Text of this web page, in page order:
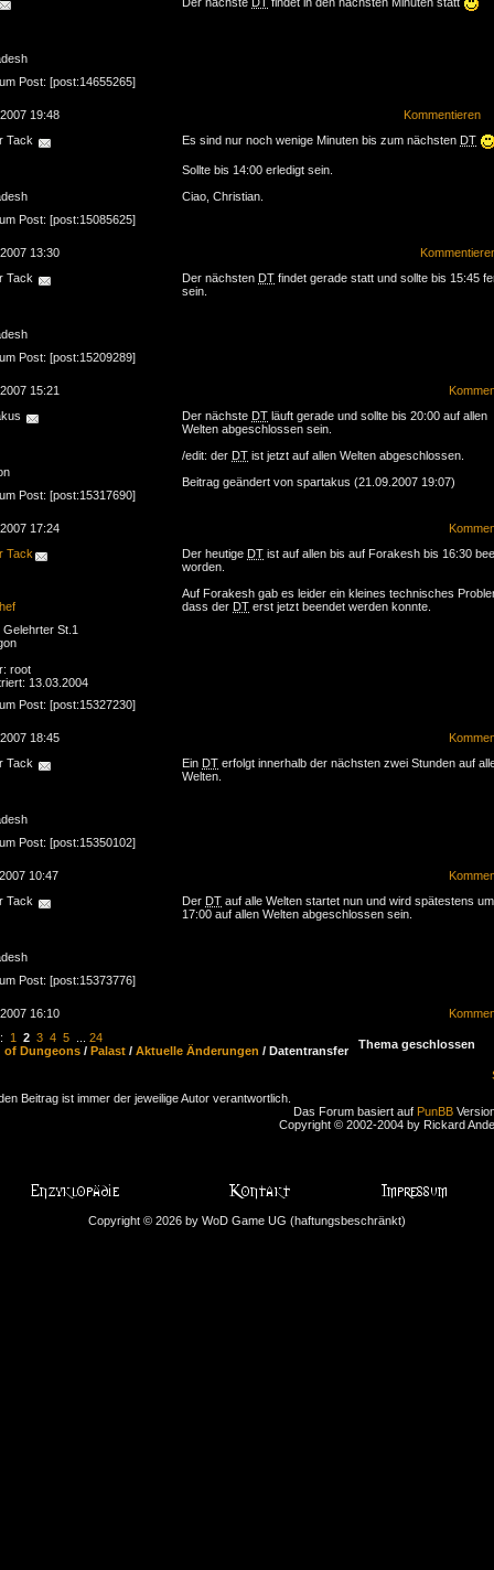
Post: [post:14655265]
Der nächste DT findet in den nächsten Minuten statt
19:48
Kommentieren
Tack
Post: [post:15085625]
Es sind nur noch wenige Minuten bis zum nächsten DT
Sollte bis 14:00 erledigt sein.
Ciao, Christian.
13:30
Tack
Post: [post:15209289]
Der nächsten DT findet gerade statt und sollte bis 15:45
sein.
15:21
Post: [post:15317690]
Der nächste DT läuft gerade und sollte bis 20:00 auf allen
Welten abgeschlossen sein.
/edit: der DT ist jetzt auf allen Welten abgeschlossen.
Beitrag geändert von spartakus (21.09.2007 19:07)
17:24
Tack
St.1
root
13.03.2004
Post: [post:15327230]
Der heutige DT ist auf allen bis auf Forakesh bis 16:30
worden.
Auf Forakesh gab es leider ein kleines technisches
dass der DT erst jetzt beendet werden konnte.
18:45
Tack
Post: [post:15350102]
Ein DT erfolgt innerhalb der nächsten zwei Stunden auf
Welten.
10:47
Tack
Post: [post:15373776]
Der DT auf alle Welten startet nun und wird spätestens um
17:00 auf allen Welten abgeschlossen sein.
16:10
1 2 3 4 5
24
of Dungeons / Palast / Aktuelle Änderungen / Datentransfer Thema geschlossen
Beitrag ist immer der jeweilige Autor verantwortlich.
Das Forum basiert auf PunBB
Copyright © 2002-2004 by Rickard
Copyright © 2026 by WoD Game UG (haftungsbeschränkt)